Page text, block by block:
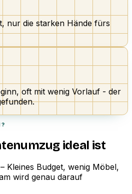
nur die starken Hände fürs
oft mit wenig Vorlauf - der
ideal ist
– Kleines Budget, wenig Möbel,
wird genau darauf